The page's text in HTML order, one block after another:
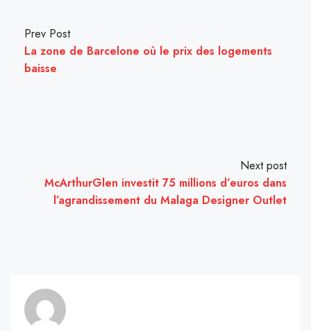
Prev Post
La zone de Barcelone où le prix des logements
baisse
Next post
McArthurGlen investit 75 millions d’euros dans
l’agrandissement du Malaga Designer Outlet